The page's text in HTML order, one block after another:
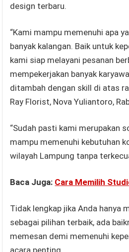
design terbaru.
“Kami mampu memenuhi apa
banyak kalangan. Baik untuk
kami siap melayani pesanan
mempekerjakan banyak
ditambah dengan skill di atas
Ray Florist, Nova Yuliantoro,
“Sudah pasti kami merupakan
mampu memenuhi kebutuhan
wilayah Lampung tanpa
Baca Juga: Cara Memilih
Tidak lengkap jika Anda hanya
sebagai pilihan terbaik, ada
memesan demi memenuhi
acara penting.